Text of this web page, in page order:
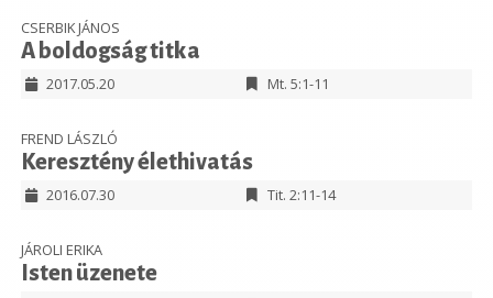
CSERBIK JÁNOS
A boldogság titka
2017.05.20 Mt. 5:1-11
FREND LÁSZLÓ
Keresztény élethivatás
2016.07.30 Tit. 2:11-14
JÁROLI ERIKA
Isten üzenete